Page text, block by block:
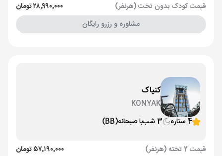
قیمت کودک بدون تخت (هرنفر)
۲۸٬۹۹۰٬۰۰۰ تومان
مشاوره و رزرو رایگان
کنیاک
KONYAK
4 ستاره
3 شب با صبحانه(BB)
قیمت 2 تخته (هرنفر)
۵۷٬۱۹۰٬۰۰۰ تومان